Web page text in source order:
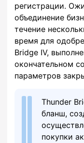
регистрации.
объединение
течение
время для
Bridge IV,
окончательном
параметров
Thunder
бланш,
покупки